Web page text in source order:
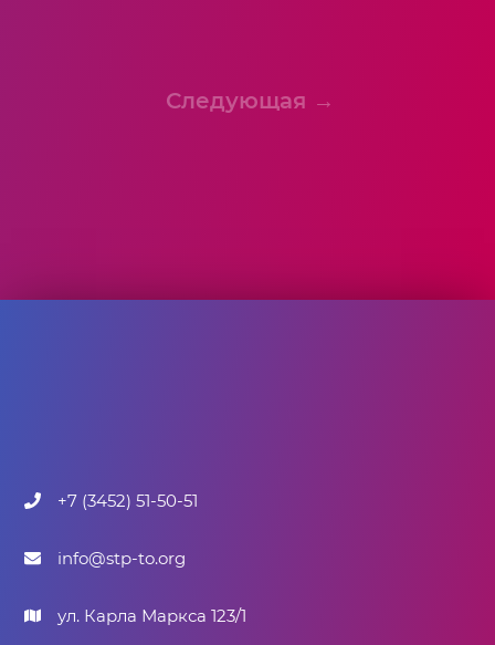
Следующая →
+7 (3452) 51-50-51
info@stp-to.org
ул. Карла Маркса 123/1